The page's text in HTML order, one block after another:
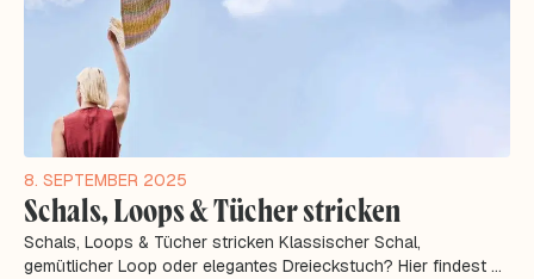
8. SEPTEMBER 2025
Schals, Loops & Tücher stricken
Schals, Loops & Tücher stricken Klassischer Schal,
gemütlicher Loop oder elegantes Dreieckstuch? Hier findest du